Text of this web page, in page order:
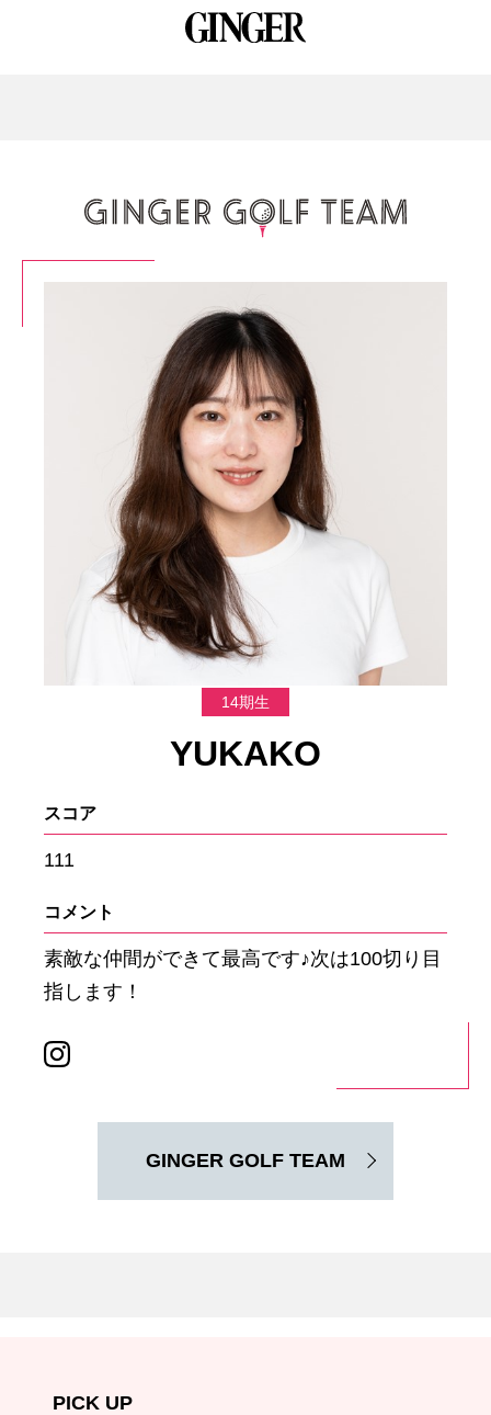
14期生
YUKAKO
スコア
111
コメント
素敵な仲間ができて最高です♪次は100切り目
指します！
GINGER GOLF TEAM
PICK UP